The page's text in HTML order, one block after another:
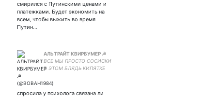
смирился с Путинскими ценами и
платежками. Будет экономить на
всем, чтобы выжить во время
Путин…
АЛЬТРАЙТ КВИРБУМЕР ☭
ВСЕ МЫ ПРОСТО СОСИСКИ
В ЭТОМ БЛЯДЬ КИПЯТКЕ
спросила у психолога связана ли